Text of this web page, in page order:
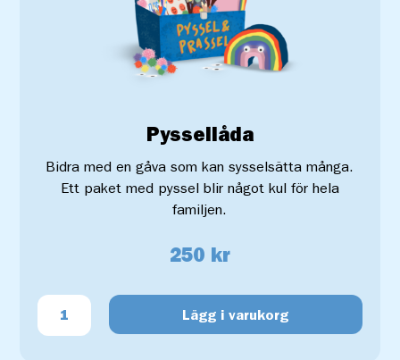
Pyssellåda
Bidra med en gåva som kan sysselsätta många.
Ett paket med pyssel blir något kul för hela
familjen.
250 kr
Lägg i varukorg